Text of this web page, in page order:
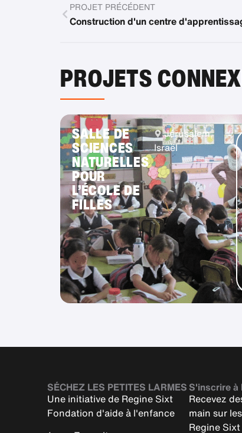
PROJET PRÉCÉDENT
Construction d'un centre
PROJETS
SALLE DE
SCIENCES
NATURELLES
POUR
L’ÉCOLE DE
FILLES
Jérusalem,
Israël
SÉCHEZ LES PETITES LARMES
Une initiative de Regine Sixt
Fondation d'aide à l'enfance
S'inscrire à
Recevez
main sur
Regine